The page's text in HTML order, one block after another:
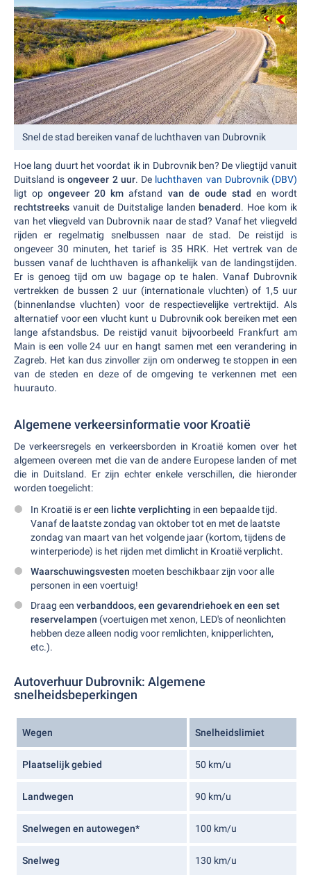
Snel de stad bereiken vanaf de luchthaven van Dubrovnik
Hoe lang duurt het voordat ik in Dubrovnik ben? De vliegtijd vanuit
Duitsland isongeveer 2 uur. De luchthaven van Dubrovnik (DBV)
ligt opongeveer 20 km afstand van de oude stad en wordt
rechtstreeks vanuit de Duitstalige landen benaderd. Hoe kom ik
van het vliegveld van Dubrovnik naar de stad? Vanaf het vliegveld
rijden er regelmatig snelbussen naar de stad. De reistijd is
ongeveer 30 minuten, het tarief is 35 HRK. Het vertrek van de
bussen vanaf de luchthaven is afhankelijk van de landingstijden.
Er is genoeg tijd om uw bagage op te halen. Vanaf Dubrovnik
vertrekken de bussen 2 uur (internationale vluchten) of 1,5 uur
(binnenlandse vluchten) voor de respectievelijke vertrektijd. Als
alternatief voor een vlucht kunt u Dubrovnik ook bereiken met een
lange afstandsbus. De reistijd vanuit bijvoorbeeld Frankfurt am
Main is een volle 24 uur en hangt samen met een verandering in
Zagreb. Het kan dus zinvoller zijn om onderweg te stoppen in een
van de steden en deze of de omgeving te verkennen met een
huurauto.
Algemene verkeersinformatie voor Kroatië
De verkeersregels en verkeersborden in Kroatië komen over het
algemeen overeen met die van de andere Europese landen of met
die in Duitsland. Er zijn echter enkele verschillen, die hieronder
worden toegelicht:
In Kroatië is er een lichte verplichting in een bepaalde tijd.
Vanaf de laatste zondag van oktober tot en met de laatste
zondag van maart van het volgende jaar (kortom, tijdens de
winterperiode) is het rijden met dimlicht in Kroatië verplicht.
Waarschuwingsvesten moeten beschikbaar zijn voor alle
personen in een voertuig!
Draag een verbanddoos, een gevarendriehoek en een set
reservelampen (voertuigen met xenon, LED's of neonlichten
hebben deze alleen nodig voor remlichten, knipperlichten,
etc.).
Autoverhuur Dubrovnik: Algemene
snelheidsbeperkingen
Wegen Snelheidslimiet
Plaatselijk gebied 50 km/u
Landwegen 90 km/u
Snelwegen en autowegen* 100 km/u
Snelweg 130 km/u